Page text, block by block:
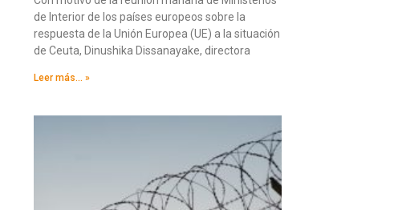
de Interior de los países europeos sobre la
respuesta de la Unión Europea (UE) a la situación
de Ceuta, Dinushika Dissanayake, directora
Leer más... »